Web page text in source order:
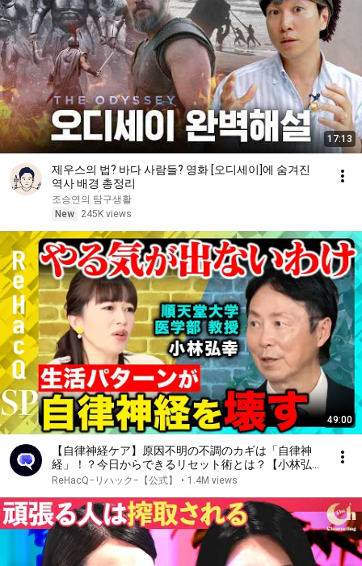
17:13
제우스의 법? 바다 사람들? 영화 [오디세이]에 숨겨진
역사 배경 총정리
조승연의 탐구생활
New
245K views
49:00
【自律神経ケア】原因不明の不調のカギは「自律神
経」！？今日からできるリセット術とは？【小林弘幸
順天堂大学教授＆松丸友紀&ReHacQ】
ReHacQ−リハック−【公式】 • 1.4M views